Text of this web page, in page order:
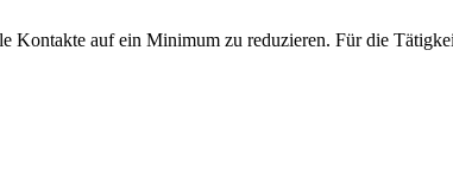
Kontakte auf ein Minimum zu reduzieren. Für die